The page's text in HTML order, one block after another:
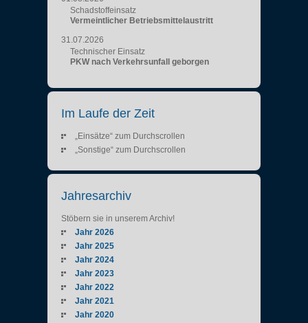
Schadstoffeinsatz
Vermeintlicher Betriebsmittelaustritt
31.07.2026
Technischer Einsatz
PKW nach Verkehrsunfall geborgen
Im Laufe der Zeit
„Einsätze“ zum Durchscrollen
„Sonstige“ zum Durchscrollen
Jahresarchiv
Stöbern sie in unserem Archiv!
Jahr 2026
Jahr 2025
Jahr 2024
Jahr 2023
Jahr 2022
Jahr 2021
Jahr 2020